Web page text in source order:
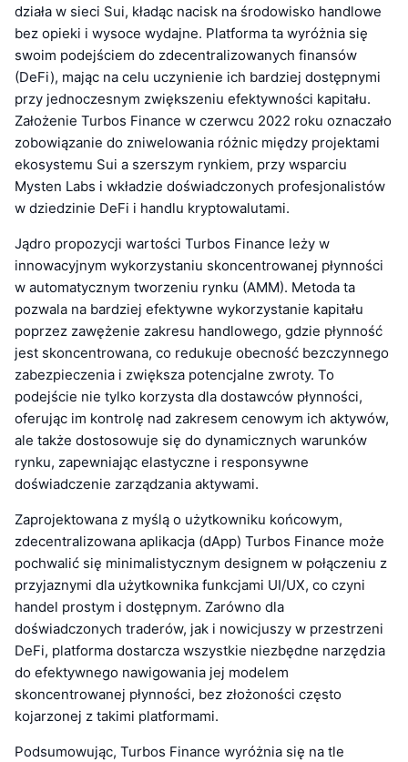
działa w sieci Sui, kładąc nacisk na środowisko handlowe
bez opieki i wysoce wydajne. Platforma ta wyróżnia się
swoim podejściem do zdecentralizowanych finansów
(DeFi), mając na celu uczynienie ich bardziej dostępnymi
przy jednoczesnym zwiększeniu efektywności kapitału.
Założenie Turbos Finance w czerwcu 2022 roku oznaczało
zobowiązanie do zniwelowania różnic między projektami
ekosystemu Sui a szerszym rynkiem, przy wsparciu
Mysten Labs i wkładzie doświadczonych profesjonalistów
w dziedzinie DeFi i handlu kryptowalutami.
Jądro propozycji wartości Turbos Finance leży w
innowacyjnym wykorzystaniu skoncentrowanej płynności
w automatycznym tworzeniu rynku (AMM). Metoda ta
pozwala na bardziej efektywne wykorzystanie kapitału
poprzez zawężenie zakresu handlowego, gdzie płynność
jest skoncentrowana, co redukuje obecność bezczynnego
zabezpieczenia i zwiększa potencjalne zwroty. To
podejście nie tylko korzysta dla dostawców płynności,
oferując im kontrolę nad zakresem cenowym ich aktywów,
ale także dostosowuje się do dynamicznych warunków
rynku, zapewniając elastyczne i responsywne
doświadczenie zarządzania aktywami.
Zaprojektowana z myślą o użytkowniku końcowym,
zdecentralizowana aplikacja (dApp) Turbos Finance może
pochwalić się minimalistycznym designem w połączeniu z
przyjaznymi dla użytkownika funkcjami UI/UX, co czyni
handel prostym i dostępnym. Zarówno dla
doświadczonych traderów, jak i nowicjuszy w przestrzeni
DeFi, platforma dostarcza wszystkie niezbędne narzędzia
do efektywnego nawigowania jej modelem
skoncentrowanej płynności, bez złożoności często
kojarzonej z takimi platformami.
Podsumowując, Turbos Finance wyróżnia się na tle